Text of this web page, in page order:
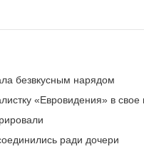
безвкусным нарядом
«Евровидения» в свое
ради дочери